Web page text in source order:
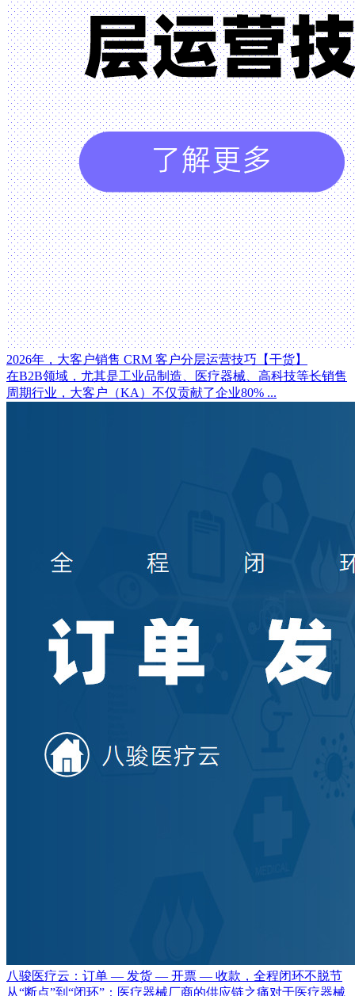
2026年，大客户销售 CRM 客户分层运营技巧【干货】
在B2B领域，尤其是工业品制造、医疗器械、高科技等长销售
周期行业，大客户（KA）不仅贡献了企业80% ...
八骏医疗云：订单 — 发货 — 开票 — 收款，全程闭环不脱节
从“断点”到“闭环”：医疗器械厂商的供应链之痛对于医疗器械